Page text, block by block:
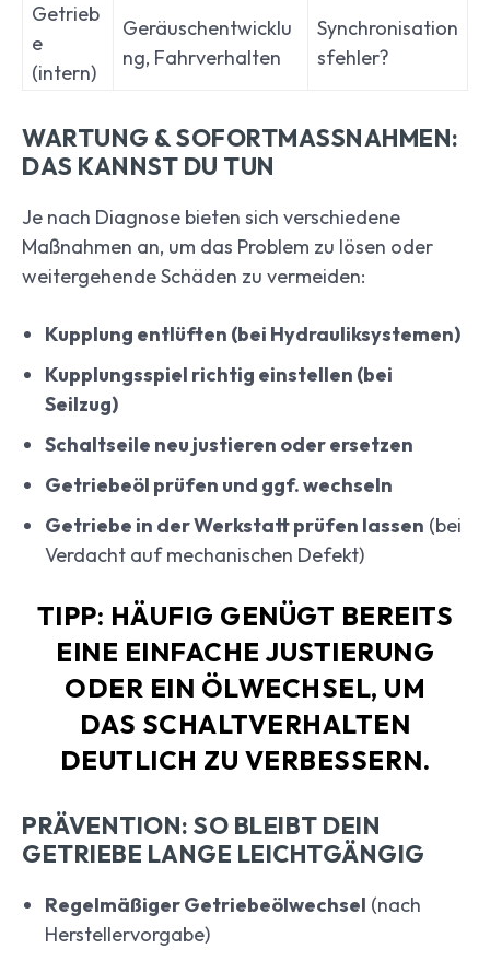
Getrieb
e
(intern)
Geräuschentwicklu
ng, Fahrverhalten
Synchronisation
sfehler?
WARTUNG & SOFORTMASSNAHMEN: D
AS KANNST DU TUN
Je nach Diagnose bieten sich verschiedene
Maßnahmen an, um das Problem zu lösen oder
weitergehende Schäden zu vermeiden:
Kupplung entlüften (bei Hydrauliksystemen)
Kupplungsspiel richtig einstellen (bei
Seilzug)
Schaltseile neu justieren oder ersetzen
Getriebeöl prüfen und ggf. wechseln
Getriebe in der Werkstatt prüfen lassen (bei
Verdacht auf mechanischen Defekt)
TIPP: HÄUFIG GENÜGT BEREITS
EINE EINFACHE JUSTIERUNG
ODER EIN ÖLWECHSEL, UM
DAS SCHALTVERHALTEN
DEUTLICH ZU VERBESSERN.
PRÄVENTION: SO BLEIBT DEIN
GETRIEBE LANGE LEICHTGÄNGIG
Regelmäßiger Getriebeölwechsel (nach
Herstellervorgabe)